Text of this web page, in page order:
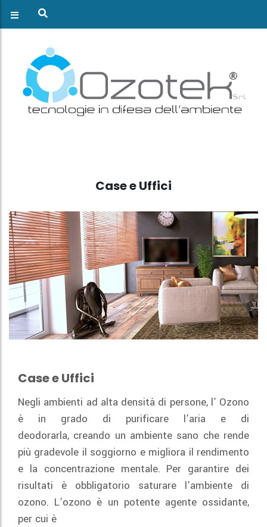
Case e Uffici
Case e Uffici
Negli ambienti ad alta densità di persone, l’ Ozono
è in grado di purificare l’aria e di
deodorarla, creando un ambiente sano che rende
più gradevole il soggiorno e migliora il rendimento
e la concentrazione mentale. Per garantire dei
risultati è obbligatorio saturare l’ambiente di
ozono. L’ozono è un potente agente ossidante,
per cui è